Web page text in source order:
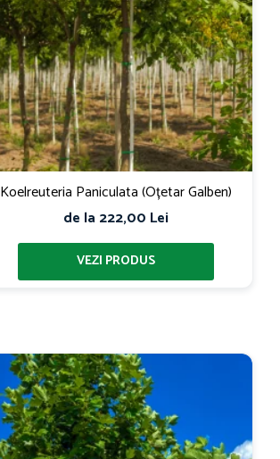
Koelreuteria Paniculata (Oțetar Galben)
de la 222,00 Lei